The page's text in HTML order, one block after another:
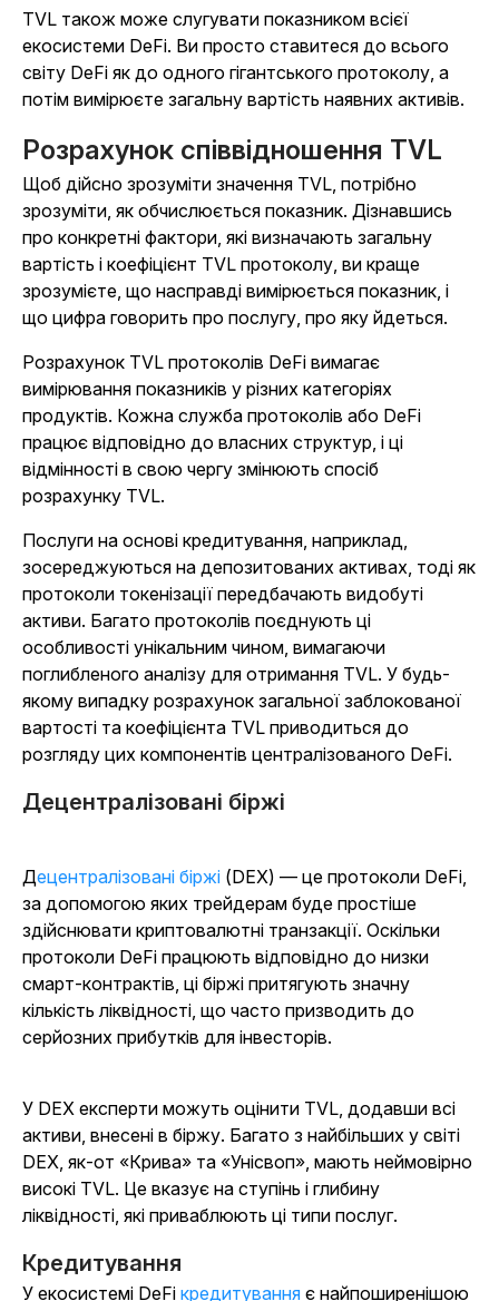
TVL також може слугувати показником всієї
екосистеми DeFi. Ви просто ставитеся до всього
світу DeFi як до одного гігантського протоколу, а
потім вимірюєте загальну вартість наявних активів.
Розрахунок співвідношення TVL
Щоб дійсно зрозуміти значення TVL, потрібно
зрозуміти, як обчислюється показник. Дізнавшись
про конкретні фактори, які визначають загальну
вартість і коефіцієнт TVL протоколу, ви краще
зрозумієте, що насправді вимірюється показник, і
що цифра говорить про послугу, про яку йдеться.
Розрахунок TVL протоколів DeFi вимагає
вимірювання показників у різних категоріях
продуктів. Кожна служба протоколів або DeFi
працює відповідно до власних структур, і ці
відмінності в свою чергу змінюють спосіб
розрахунку TVL.
Послуги на основі кредитування, наприклад,
зосереджуються на депозитованих активах, тоді як
протоколи токенізації передбачають видобуті
активи. Багато протоколів поєднують ці
особливості унікальним чином, вимагаючи
поглибленого аналізу для отримання TVL. У будь-
якому випадку розрахунок загальної заблокованої
вартості та коефіцієнта TVL приводиться до
розгляду цих компонентів централізованого DeFi.
Децентралізовані біржі
Децентралізовані біржі (DEX) — це протоколи DeFi,
за допомогою яких трейдерам буде простіше
здійснювати криптовалютні транзакції. Оскільки
протоколи DeFi працюють відповідно до низки
смарт-контрактів, ці біржі притягують значну
кількість ліквідності, що часто призводить до
серйозних прибутків для інвесторів.
У DEX експерти можуть оцінити TVL, додавши всі
активи, внесені в біржу. Багато з найбільших у світі
DEX, як-от «Крива» та «Унісвоп», мають неймовірно
високі TVL. Це вказує на ступінь і глибину
ліквідності, які приваблюють ці типи послуг.
Кредитування
У екосистемі DeFi кредитування є найпоширенішою